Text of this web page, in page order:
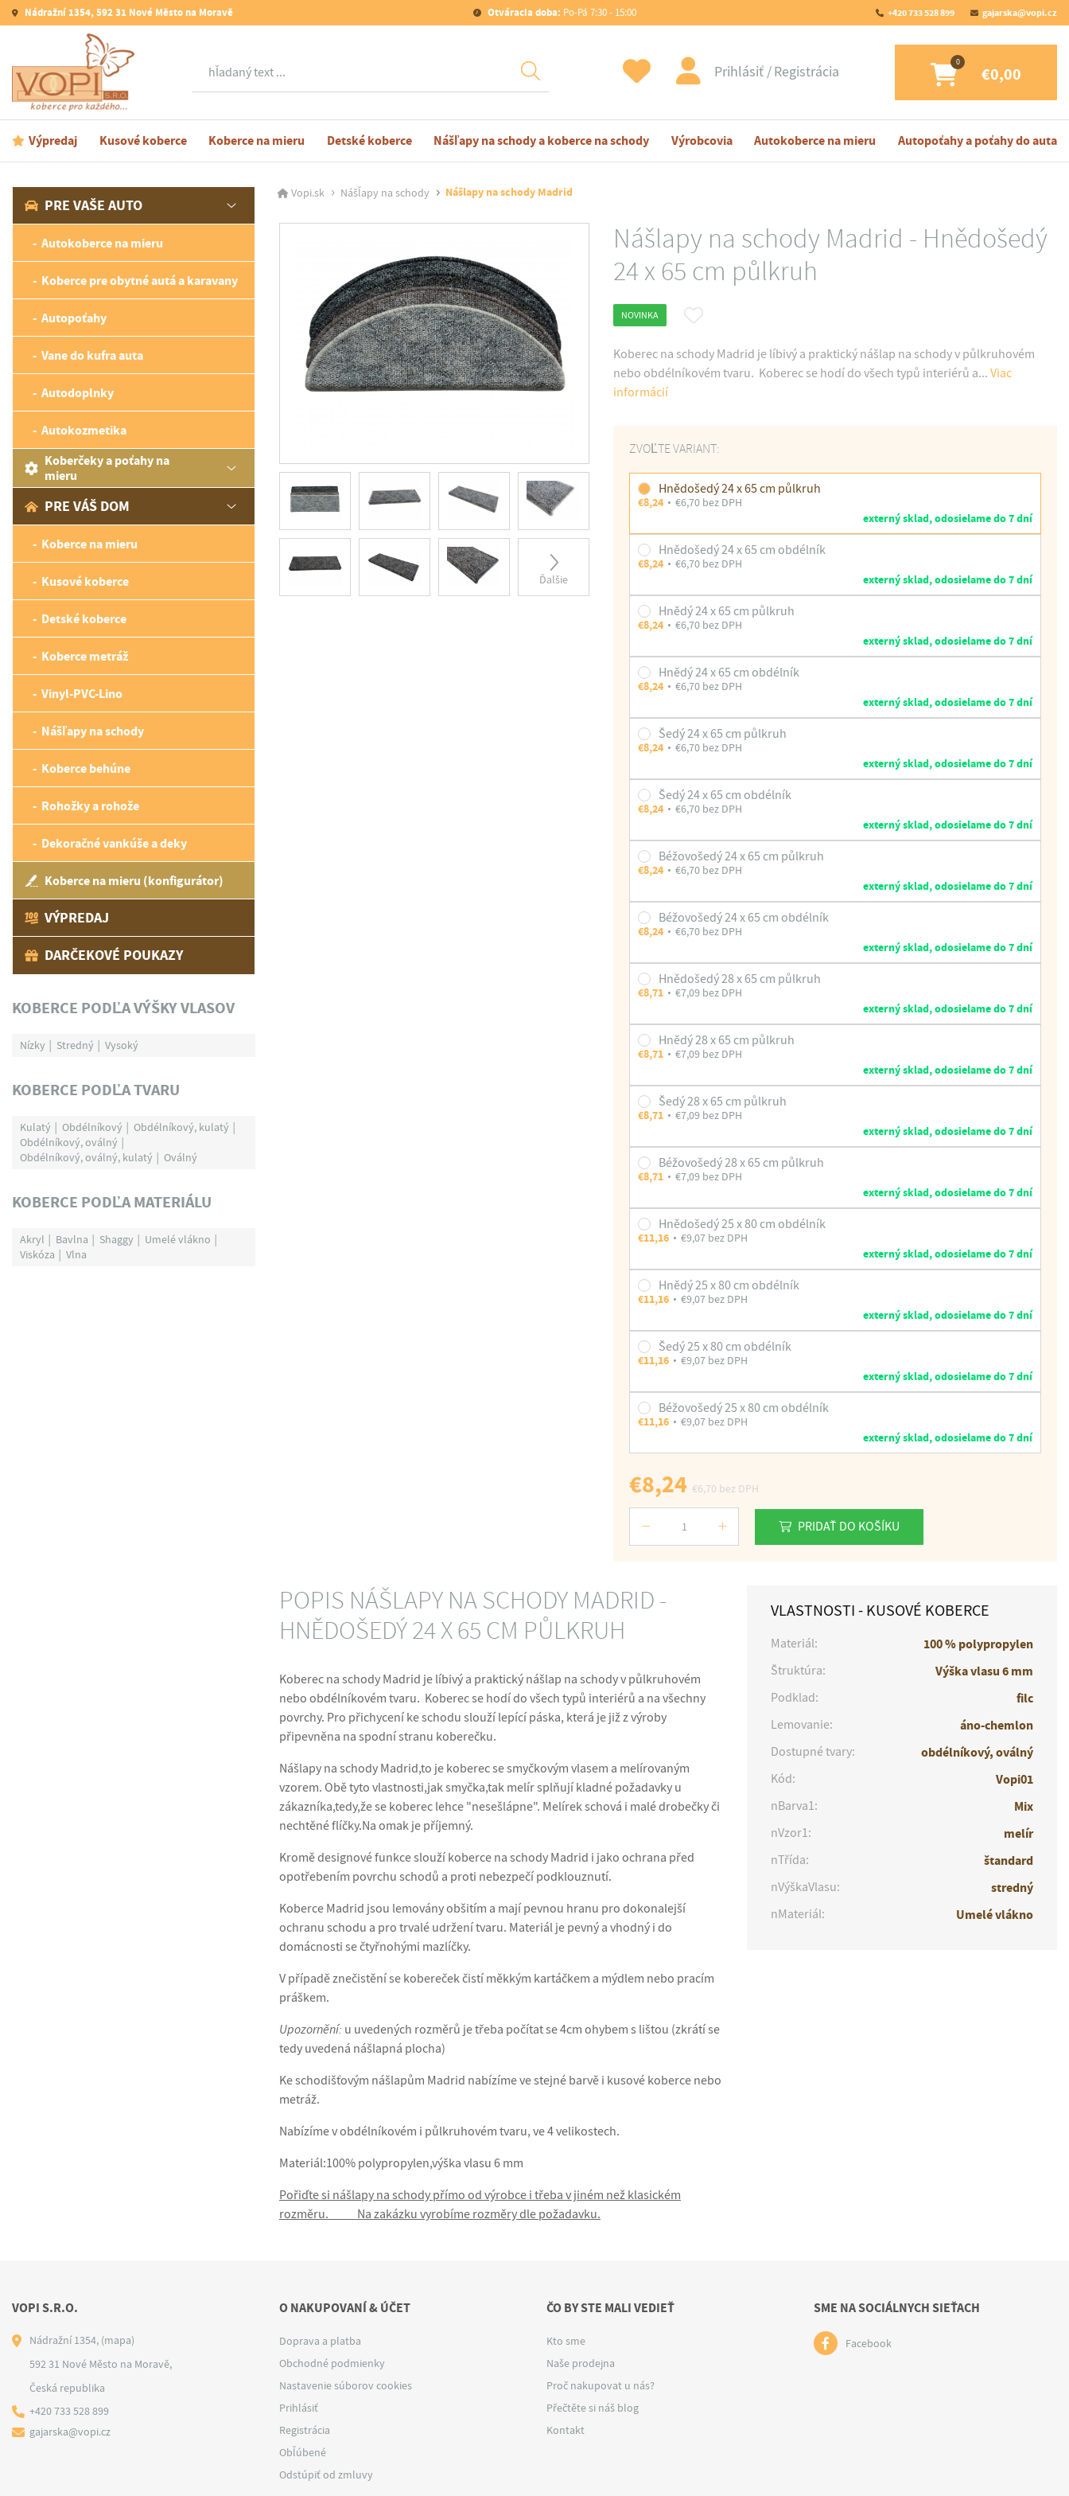
Nádražní 1354, 592 31 Nové Město na Moravě Otváracia doba: Po-Pá 7:30 - 15:00 +420 733 528 899 gajarska@vopi.cz
Hľadať
Prihlásiť Registrácia €0,00
Výpredaj Kusové koberce Koberce na mieru Detské koberce Nášľapy na schody a koberce na schody Výrobcovia Autokoberce na mieru Autopoťahy a poťahy do auta
PRE VAŠE AUTO
Autokoberce na mieru
Koberce pre obytné autá a karavany
Autopoťahy
Vane do kufra auta
Autodoplnky
Autokozmetika
Koberčeky a poťahy na
mieru
PRE VÁŠ DOM
Koberce na mieru
Kusové koberce
Detské koberce
Koberce metráž
Vinyl-PVC-Lino
Nášľapy na schody
Koberce behúne
Rohožky a rohože
Dekoračné vankúše a deky
Koberce na mieru (konfigurátor)
VÝPREDAJ
DARČEKOVÉ POUKAZY
KOBERCE PODĽA VÝŠKY VLASOV
Nízky Stredný Vysoký
KOBERCE PODĽA TVARU
Kulatý Obdélníkový
Obdélníkový, kulatý
Obdélníkový, oválný
Obdélníkový, oválný, kulatý
Oválný
KOBERCE PODĽA MATERIÁLU
Akryl Bavlna Shaggy
Umelé vlákno
Viskóza
Vlna
Vopi.sk Nášľapy na schody Nášlapy na schody Madrid
Ďalšie
Nášlapy na schody Madrid - Hnědošedý
24 x 65 cm půlkruh
NOVINKA
Koberec na schody Madrid je líbivý a praktický nášlap na schody v půlkruhovém
nebo obdélníkovém tvaru. Koberec se hodí do všech typů interiérů a... Viac
informácií
ZVOĽTE VARIANT:
Hnědošedý 24 x 65 cm půlkruh
€8,24 €6,70 bez DPH
externý sklad, odosielame do 7 dní
Hnědošedý 24 x 65 cm obdélník
€8,24 €6,70 bez DPH
externý sklad, odosielame do 7 dní
Hnědý 24 x 65 cm půlkruh
€8,24 €6,70 bez DPH
externý sklad, odosielame do 7 dní
Hnědý 24 x 65 cm obdélník
€8,24 €6,70 bez DPH
externý sklad, odosielame do 7 dní
Šedý 24 x 65 cm půlkruh
€8,24 €6,70 bez DPH
externý sklad, odosielame do 7 dní
Šedý 24 x 65 cm obdélník
€8,24 €6,70 bez DPH
externý sklad, odosielame do 7 dní
Béžovošedý 24 x 65 cm půlkruh
€8,24 €6,70 bez DPH
externý sklad, odosielame do 7 dní
Béžovošedý 24 x 65 cm obdélník
€8,24 €6,70 bez DPH
externý sklad, odosielame do 7 dní
Hnědošedý 28 x 65 cm půlkruh
€8,71 €7,09 bez DPH
externý sklad, odosielame do 7 dní
Hnědý 28 x 65 cm půlkruh
€8,71 €7,09 bez DPH
externý sklad, odosielame do 7 dní
Šedý 28 x 65 cm půlkruh
€8,71 €7,09 bez DPH
externý sklad, odosielame do 7 dní
Béžovošedý 28 x 65 cm půlkruh
€8,71 €7,09 bez DPH
externý sklad, odosielame do 7 dní
Hnědošedý 25 x 80 cm obdélník
€11,16 €9,07 bez DPH
externý sklad, odosielame do 7 dní
Hnědý 25 x 80 cm obdélník
€11,16 €9,07 bez DPH
externý sklad, odosielame do 7 dní
Šedý 25 x 80 cm obdélník
€11,16 €9,07 bez DPH
externý sklad, odosielame do 7 dní
Béžovošedý 25 x 80 cm obdélník
€11,16 €9,07 bez DPH
externý sklad, odosielame do 7 dní
€8,24 €6,70 bez DPH
PRIDAŤ DO KOŠÍKU
POPIS NÁŠLAPY NA SCHODY MADRID -
HNĚDOŠEDÝ 24 X 65 CM PŮLKRUH
Koberec na schody Madrid je líbivý a praktický nášlap na schody v půlkruhovém
nebo obdélníkovém tvaru. Koberec se hodí do všech typů interiérů a na všechny
povrchy. Pro přichycení ke schodu slouží lepící páska, která je již z výroby
připevněna na spodní stranu koberečku.
Nášlapy na schody Madrid,to je koberec se smyčkovým vlasem a melírovaným
vzorem. Obě tyto vlastnosti,jak smyčka,tak melír splňují kladné požadavky u
zákazníka,tedy,že se koberec lehce "nesešlápne". Melírek schová i malé drobečky či
nechtěné flíčky.Na omak je příjemný.
Kromě designové funkce slouží koberce na schody Madrid i jako ochrana před
opotřebením povrchu schodů a proti nebezpečí podklouznutí.
Koberce Madrid jsou lemovány obšitím a mají pevnou hranu pro dokonalejší
ochranu schodu a pro trvalé udržení tvaru. Materiál je pevný a vhodný i do
domácnosti se čtyřnohými mazlíčky.
V případě znečistění se kobereček čistí měkkým kartáčkem a mýdlem nebo pracím
práškem.
Upozornění: u uvedených rozměrů je třeba počítat se 4cm ohybem s lištou (zkrátí se
tedy uvedená nášlapná plocha)
Ke schodišťovým nášlapům Madrid nabízíme ve stejné barvě i kusové koberce nebo
metráž.
Nabízíme v obdélníkovém i půlkruhovém tvaru, ve 4 velikostech.
Materiál:100% polypropylen,výška vlasu 6 mm
Pořiďte si nášlapy na schody přímo od výrobce i třeba v jiném než klasickém
rozměru. Na zakázku vyrobíme rozměry dle požadavku.
VLASTNOSTI - KUSOVÉ KOBERCE
Materiál: 100 % polypropylen
Štruktúra: Výška vlasu 6 mm
Podklad: filc
Lemovanie: áno-chemlon
Dostupné tvary: obdélníkový, oválný
Kód: Vopi01
nBarva1: Mix
nVzor1: melír
nTřída: štandard
nVýškaVlasu: stredný
nMateriál: Umelé vlákno
VOPI S.R.O.
Nádražní 1354, (mapa)
592 31 Nové Město na Moravě,
Česká republika
+420 733 528 899
gajarska@vopi.cz
O NAKUPOVANÍ & ÚČET
Doprava a platba
Obchodné podmienky
Nastavenie súborov cookies
Prihlásiť
Registrácia
Obľúbené
Odstúpiť od zmluvy
ČO BY STE MALI VEDIEŤ
Kto sme
Naše prodejna
Proč nakupovat u nás?
Přečtěte si náš blog
Kontakt
SME NA SOCIÁLNYCH SIEŤACH
Facebook